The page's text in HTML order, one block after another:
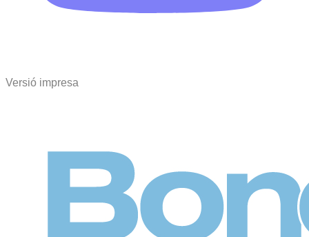
Versió impresa